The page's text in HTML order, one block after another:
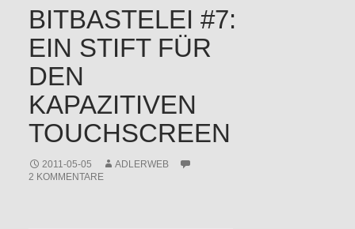
BITBASTELEI #7:
EIN STIFT FÜR
DEN
KAPAZITIVEN
TOUCHSCREEN
2011-05-05
ADLERWEB
2 KOMMENTARE